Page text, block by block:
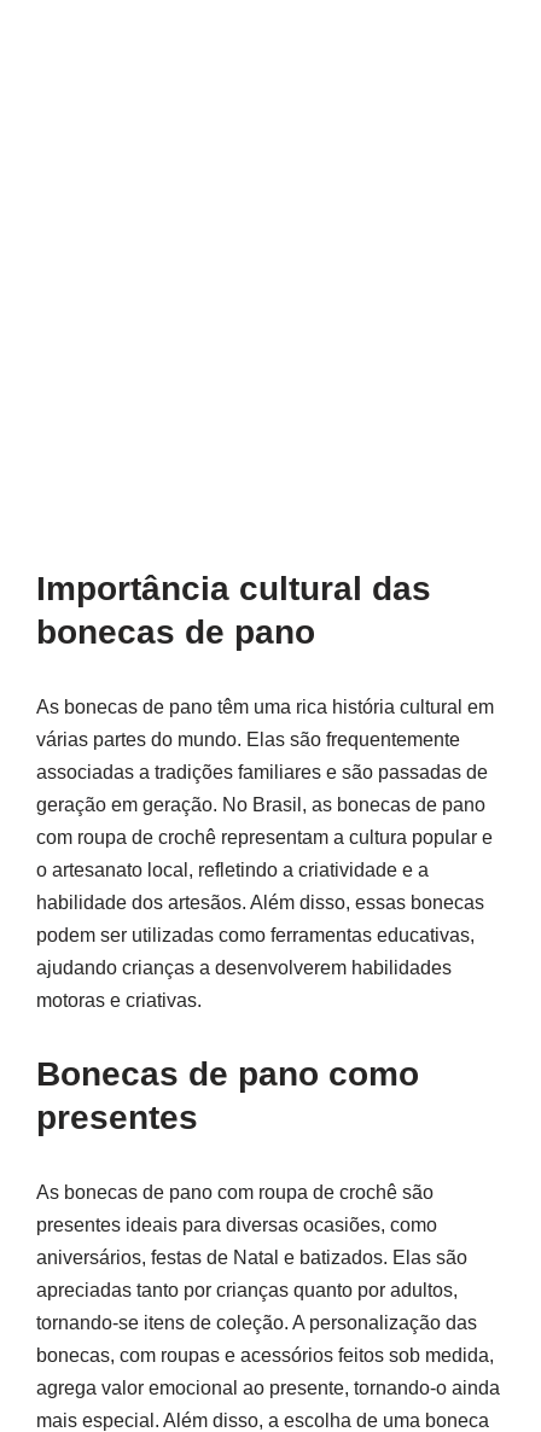
Importância cultural das
bonecas de pano
As bonecas de pano têm uma rica história cultural em
várias partes do mundo. Elas são frequentemente
associadas a tradições familiares e são passadas de
geração em geração. No Brasil, as bonecas de pano
com roupa de crochê representam a cultura popular e
o artesanato local, refletindo a criatividade e a
habilidade dos artesãos. Além disso, essas bonecas
podem ser utilizadas como ferramentas educativas,
ajudando crianças a desenvolverem habilidades
motoras e criativas.
Bonecas de pano como
presentes
As bonecas de pano com roupa de crochê são
presentes ideais para diversas ocasiões, como
aniversários, festas de Natal e batizados. Elas são
apreciadas tanto por crianças quanto por adultos,
tornando-se itens de coleção. A personalização das
bonecas, com roupas e acessórios feitos sob medida,
agrega valor emocional ao presente, tornando-o ainda
mais especial. Além disso, a escolha de uma boneca